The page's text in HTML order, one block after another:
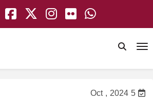
5 Oct , 2024